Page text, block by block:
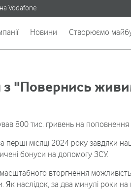
Vodafone
Новини Створюємо
з "Повернись
800 тис. гривень на
перші місяці 2024 року завдяки
бонуси на допомогу ЗСУ.
вторгнення
Як наслідок, за два минулі роки